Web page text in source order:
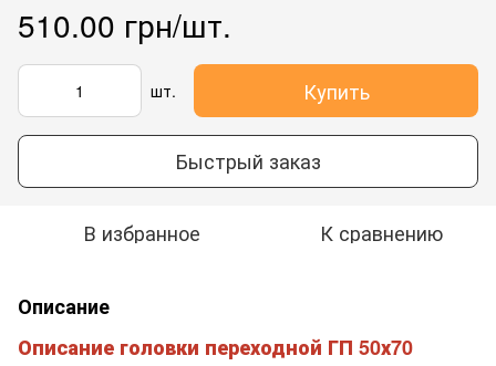
510.00 грн/шт.
шт. Купить
Быстрый заказ
В избранное К сравнению
Описание
Описание головки переходной ГП 50х70